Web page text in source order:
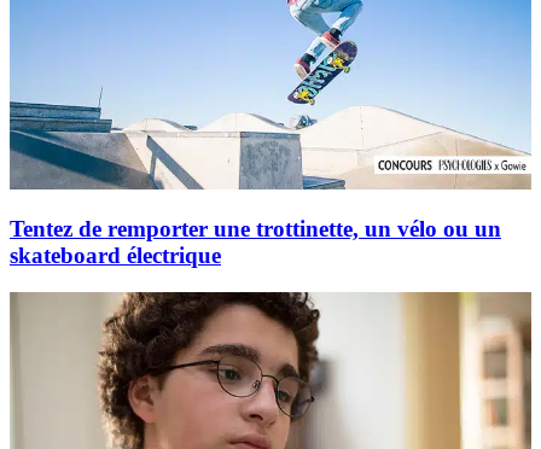
Tentez de remporter une trottinette, un vélo ou un
skateboard électrique